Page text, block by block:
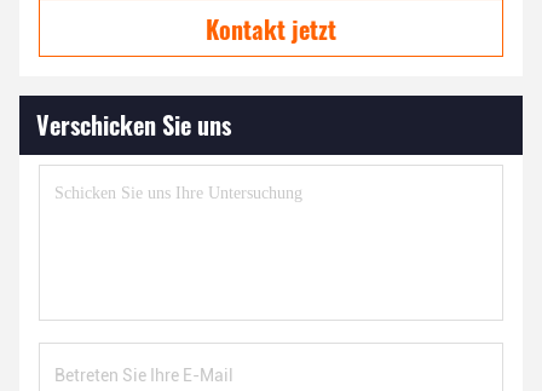
Kontakt jetzt
Verschicken Sie uns